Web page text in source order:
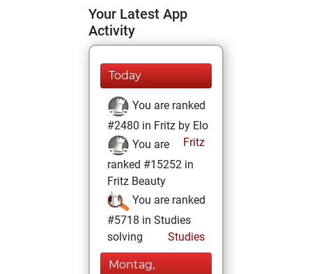
Your Latest App
Activity
Today
You are ranked
#2480 in Fritz by Elo
Fritz
You are
ranked #15252 in
Fritz Beauty
You are ranked
#5718 in Studies
solving
Studies
Montag,